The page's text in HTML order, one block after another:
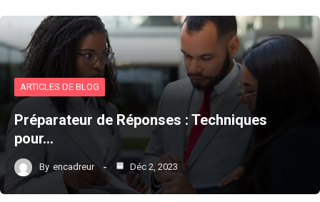
ARTICLES DE BLOG
Préparateur de Réponses : Techniques
pour…
By encadreur Déc 2, 2023